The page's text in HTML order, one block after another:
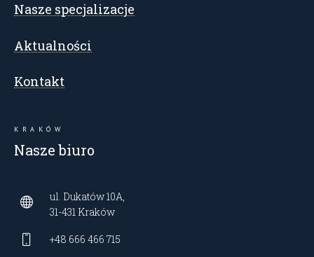
Nasze specjalizacje
Aktualności
Kontakt
KRAKÓW
Nasze biuro
ul. Dukatów 10A,
31-431 Kraków
+48 666 466 715